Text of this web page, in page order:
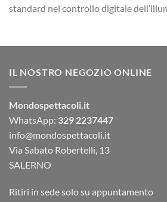
standard nel controllo digitale
IL NOSTRO NEGOZIO ONLINE
Mondospettacoli.it
WhatsApp: 329 2237447
info@mondospettacoli.it
Via Sabato Robertelli, 13
SALERNO
Ritiri in sede solo su appuntamento